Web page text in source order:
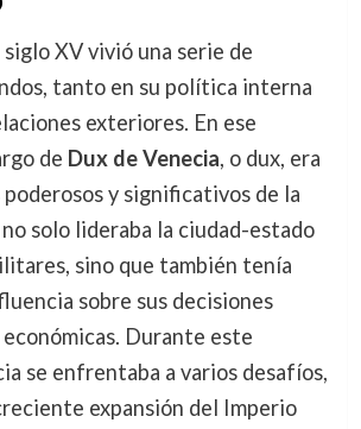
siglo XV vivió una serie de
tanto en su política interna
exteriores. En ese
de Dux de Venecia, o dux, era
poderosos y significativos de la
solo lideraba la ciudad-estado
sino que también tenía
sobre sus decisiones
Durante este
se enfrentaba a varios desafíos,
expansión del Imperio